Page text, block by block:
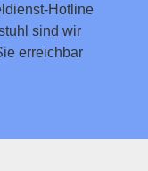
Hotline
sind wir
erreichbar